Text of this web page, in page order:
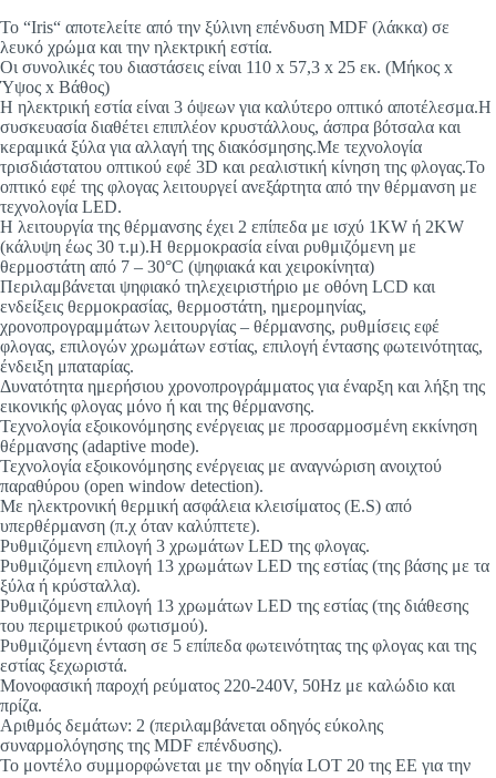
To “Iris“ αποτελείτε από την ξύλινη επένδυση MDF (λάκκα) σε
λευκό χρώμα και την ηλεκτρική εστία.
Οι συνολικές του διαστάσεις είναι 110 x 57,3 x 25 εκ. (Μήκος x
Ύψος x Βάθος)
Η ηλεκτρική εστία είναι 3 όψεων για καλύτερο οπτικό αποτέλεσμα.Η
συσκευασία διαθέτει επιπλέον κρυστάλλους, άσπρα βότσαλα και
κεραμικά ξύλα για αλλαγή της διακόσμησης.Με τεχνολογία
τρισδιάστατου οπτικού εφέ 3D και ρεαλιστική κίνηση της φλογας.Το
οπτικό εφέ της φλογας λειτουργεί ανεξάρτητα από την θέρμανση με
τεχνολογία LED.
Η λειτουργία της θέρμανσης έχει 2 επίπεδα με ισχύ 1KW ή 2KW
(κάλυψη έως 30 τ.μ).Η θερμοκρασία είναι ρυθμιζόμενη με
θερμοστάτη από 7 – 30°C (ψηφιακά και χειροκίνητα)
Περιλαμβάνεται ψηφιακό τηλεχειριστήριο με οθόνη LCD και
ενδείξεις θερμοκρασίας, θερμοστάτη, ημερομηνίας,
χρονοπρογραμμάτων λειτουργίας – θέρμανσης, ρυθμίσεις εφέ
φλογας, επιλογών χρωμάτων εστίας, επιλογή έντασης φωτεινότητας,
ένδειξη μπαταρίας.
Δυνατότητα ημερήσιου χρονοπρογράμματος για έναρξη και λήξη της
εικονικής φλογας μόνο ή και της θέρμανσης.
Τεχνολογία εξοικονόμησης ενέργειας με προσαρμοσμένη εκκίνηση
θέρμανσης (adaptive mode).
Τεχνολογία εξοικονόμησης ενέργειας με αναγνώριση ανοιχτού
παραθύρου (open window detection).
Με ηλεκτρονική θερμική ασφάλεια κλεισίματος (E.S) από
υπερθέρμανση (π.χ όταν καλύπτετε).
Ρυθμιζόμενη επιλογή 3 χρωμάτων LED της φλογας.
Ρυθμιζόμενη επιλογή 13 χρωμάτων LED της εστίας (της βάσης με τα
ξύλα ή κρύσταλλα).
Ρυθμιζόμενη επιλογή 13 χρωμάτων LED της εστίας (της διάθεσης
του περιμετρικού φωτισμού).
Ρυθμιζόμενη ένταση σε 5 επίπεδα φωτεινότητας της φλογας και της
εστίας ξεχωριστά.
Μονοφασική παροχή ρεύματος 220-240V, 50Hz με καλώδιο και
πρίζα.
Αριθμός δεμάτων: 2 (περιλαμβάνεται οδηγός εύκολης
συναρμολόγησης της MDF επένδυσης).
Το μοντέλο συμμορφώνεται με την οδηγία LOT 20 της ΕΕ για την